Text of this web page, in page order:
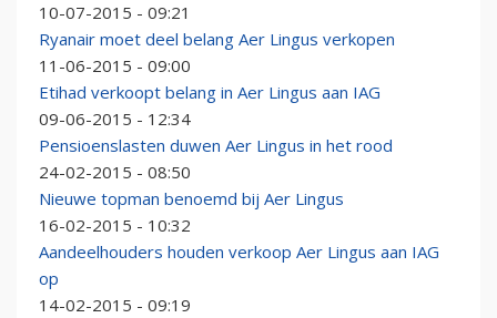
10-07-2015 - 09:21
Ryanair moet deel belang Aer Lingus verkopen
11-06-2015 - 09:00
Etihad verkoopt belang in Aer Lingus aan IAG
09-06-2015 - 12:34
Pensioenslasten duwen Aer Lingus in het rood
24-02-2015 - 08:50
Nieuwe topman benoemd bij Aer Lingus
16-02-2015 - 10:32
Aandeelhouders houden verkoop Aer Lingus aan IAG
op
14-02-2015 - 09:19